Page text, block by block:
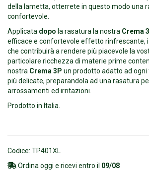
della lametta, otterrete in questo modo una
confortevole.
Applicata dopo la rasatura la nostra Crema
efficace e confortevole effetto rinfrescante,
che contribuirà a rendere più piacevole la
particolare ricchezza di materie prime
nostra Crema 3P un prodotto adatto ad ogni
più delicate, preparandola ad una rasatura
arrossamenti ed irritazioni.
Prodotto in Italia.
Codice: TP401XL
Ordina oggi e ricevi entro il 09/08